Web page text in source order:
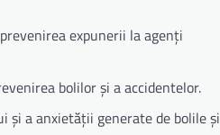
expunerii la agenți
bolilor și a accidentelor.
și a anxietății generate de bolile și